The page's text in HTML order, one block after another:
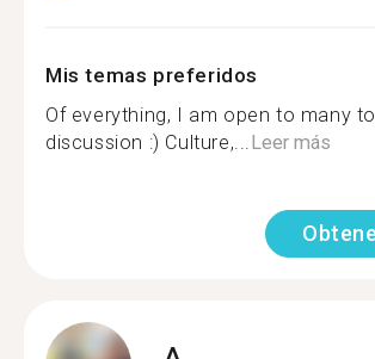
Mis temas preferidos
Of everything, I am open to many
discussion :) Culture,...Leer más